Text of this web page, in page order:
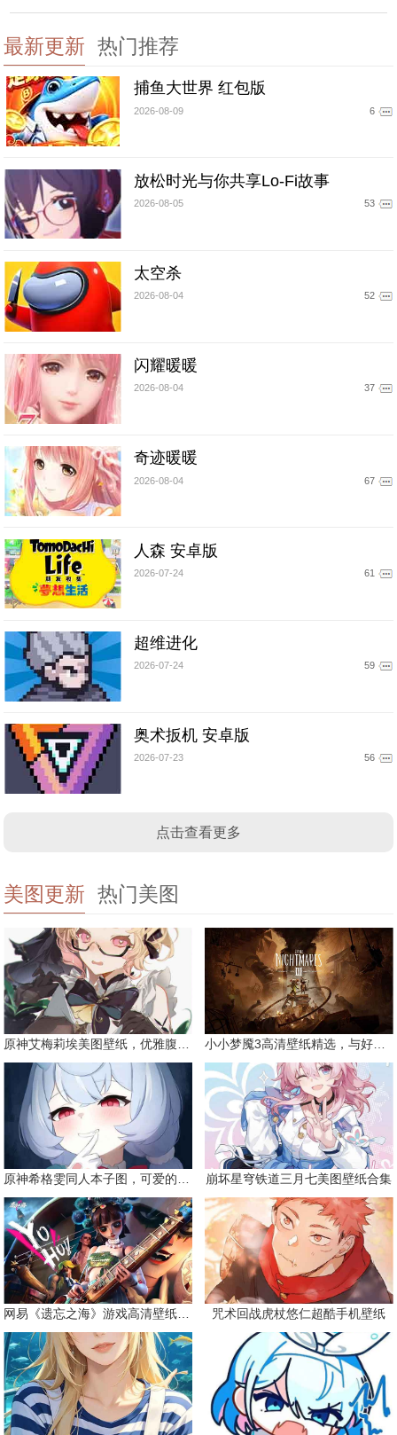
最新更新 热门推荐
捕鱼大世界 红包版
2026-08-09 6
放松时光与你共享Lo-Fi故事
2026-08-05 53
太空杀
2026-08-04 52
闪耀暖暖
2026-08-04 37
奇迹暖暖
2026-08-04 67
人森 安卓版
2026-07-24 61
超维进化
2026-07-24 59
奥术扳机 安卓版
2026-07-23 56
点击查看更多
美图更新 热门美图
小小梦魇3高清壁纸精选，与好友一同面对恐惧
崩坏星穹铁道三月七美图壁纸合集
咒术回战虎杖悠仁超酷手机壁纸